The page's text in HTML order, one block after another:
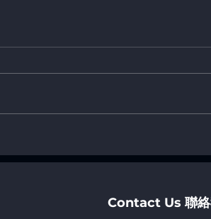
特性 」
Contact Us 聯